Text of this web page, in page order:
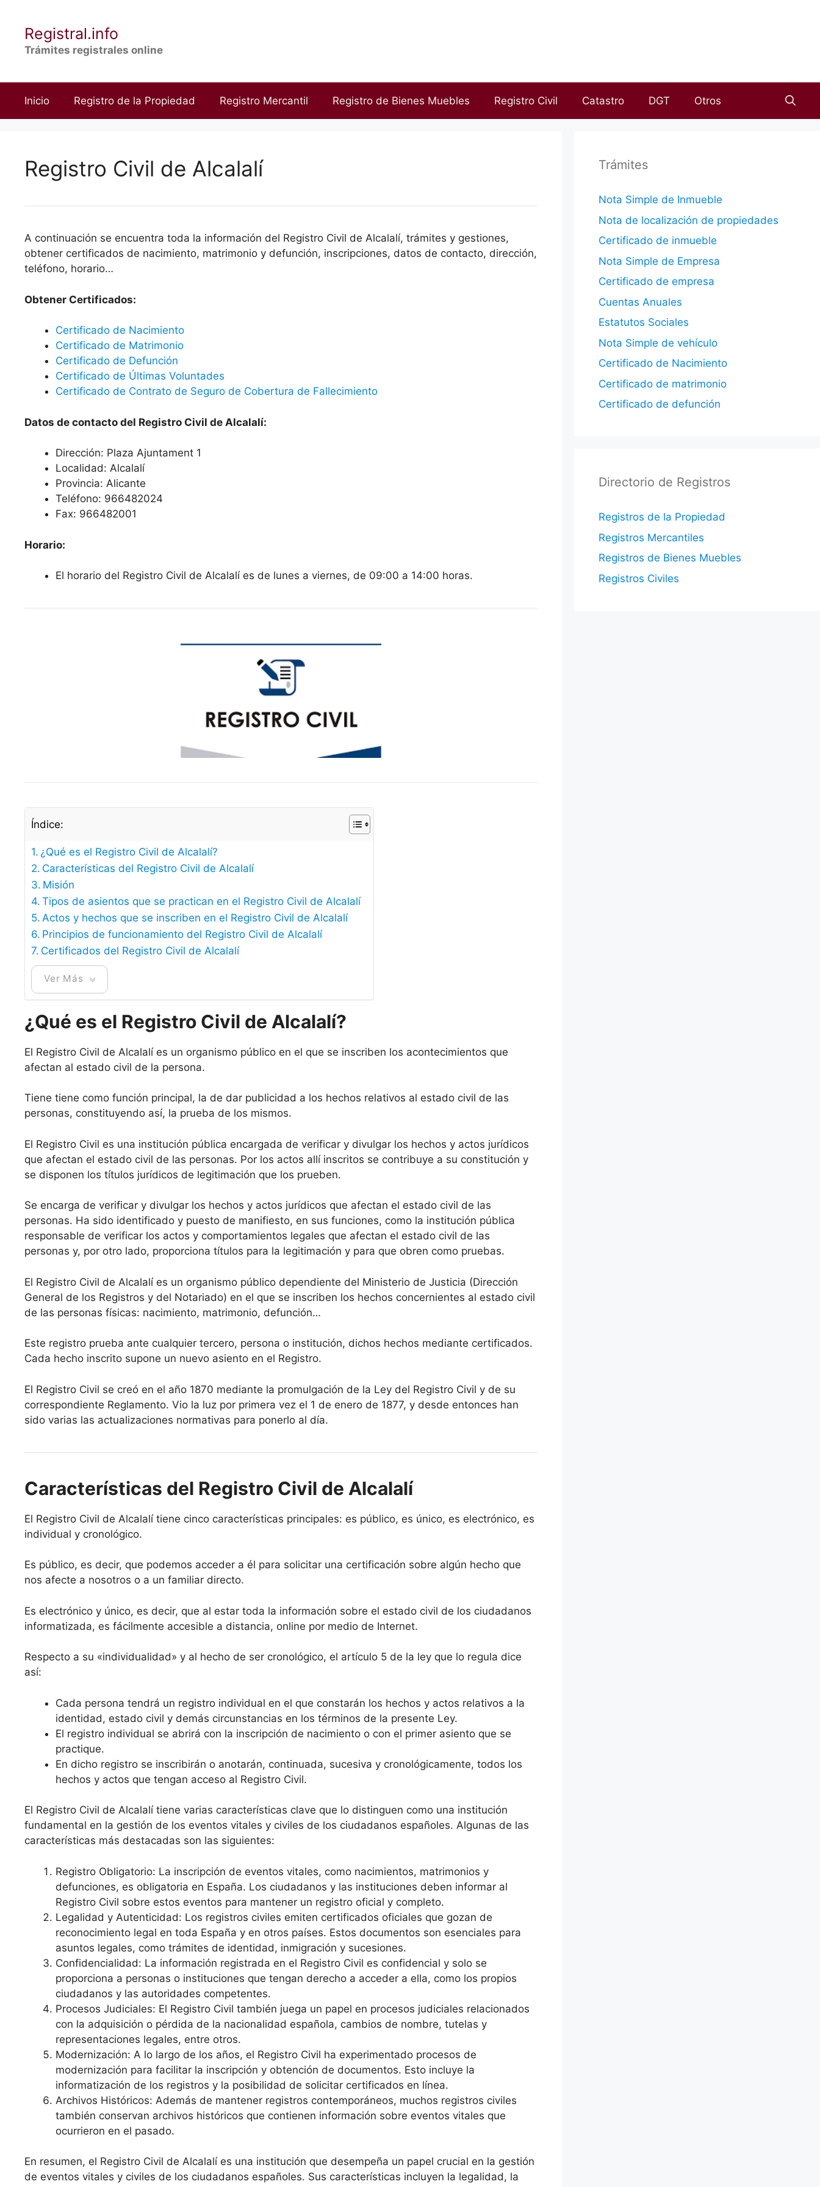
contenidoRegistral.info
Trámites registrales online
Inicio Registro de la Propiedad Registro Mercantil Registro de Bienes Muebles Registro Civil Catastro DGT Otros
Registro Civil de Alcalalí
A continuación se encuentra toda la información del Registro Civil de Alcalalí, trámites y gestiones,
obtener certificados de nacimiento, matrimonio y defunción, inscripciones, datos de contacto, dirección,
teléfono, horario…
Obtener Certificados:
Certificado de Nacimiento
Certificado de Matrimonio
Certificado de Defunción
Certificado de Últimas Voluntades
Certificado de Contrato de Seguro de Cobertura de Fallecimiento
Datos de contacto del Registro Civil de Alcalalí:
Dirección: Plaza Ajuntament 1
Localidad: Alcalalí
Provincia: Alicante
Teléfono: 966482024
Fax: 966482001
Horario:
El horario del Registro Civil de Alcalalí es de lunes a viernes, de 09:00 a 14:00 horas.
Índice:
¿Qué es el Registro Civil de Alcalalí?
Características del Registro Civil de Alcalalí
Misión
Tipos de asientos que se practican en el Registro Civil de Alcalalí
Actos y hechos que se inscriben en el Registro Civil de Alcalalí
Principios de funcionamiento del Registro Civil de Alcalalí
Certificados del Registro Civil de Alcalalí
Ver Más
¿Qué es el Registro Civil de Alcalalí?
El Registro Civil de Alcalalí es un organismo público en el que se inscriben los acontecimientos que
afectan al estado civil de la persona.
Tiene tiene como función principal, la de dar publicidad a los hechos relativos al estado civil de las
personas, constituyendo así, la prueba de los mismos.
El Registro Civil es una institución pública encargada de verificar y divulgar los hechos y actos jurídicos
que afectan el estado civil de las personas. Por los actos allí inscritos se contribuye a su constitución y
se disponen los títulos jurídicos de legitimación que los prueben.
Se encarga de verificar y divulgar los hechos y actos jurídicos que afectan el estado civil de las
personas. Ha sido identificado y puesto de manifiesto, en sus funciones, como la institución pública
responsable de verificar los actos y comportamientos legales que afectan el estado civil de las
personas y, por otro lado, proporciona títulos para la legitimación y para que obren como pruebas.
El Registro Civil de Alcalalí es un organismo público dependiente del Ministerio de Justicia (Dirección
General de los Registros y del Notariado) en el que se inscriben los hechos concernientes al estado civil
de las personas físicas: nacimiento, matrimonio, defunción…
Este registro prueba ante cualquier tercero, persona o institución, dichos hechos mediante certificados.
Cada hecho inscrito supone un nuevo asiento en el Registro.
El Registro Civil se creó en el año 1870 mediante la promulgación de la Ley del Registro Civil y de su
correspondiente Reglamento. Vio la luz por primera vez el 1 de enero de 1877, y desde entonces han
sido varias las actualizaciones normativas para ponerlo al día.
Características del Registro Civil de Alcalalí
El Registro Civil de Alcalalí tiene cinco características principales: es público, es único, es electrónico, es
individual y cronológico.
Es público, es decir, que podemos acceder a él para solicitar una certificación sobre algún hecho que
nos afecte a nosotros o a un familiar directo.
Es electrónico y único, es decir, que al estar toda la información sobre el estado civil de los ciudadanos
informatizada, es fácilmente accesible a distancia, online por medio de Internet.
Respecto a su «individualidad» y al hecho de ser cronológico, el artículo 5 de la ley que lo regula dice
así:
Cada persona tendrá un registro individual en el que constarán los hechos y actos relativos a la
identidad, estado civil y demás circunstancias en los términos de la presente Ley.
El registro individual se abrirá con la inscripción de nacimiento o con el primer asiento que se
practique.
En dicho registro se inscribirán o anotarán, continuada, sucesiva y cronológicamente, todos los
hechos y actos que tengan acceso al Registro Civil.
El Registro Civil de Alcalalí tiene varias características clave que lo distinguen como una institución
fundamental en la gestión de los eventos vitales y civiles de los ciudadanos españoles. Algunas de las
características más destacadas son las siguientes:
Registro Obligatorio: La inscripción de eventos vitales, como nacimientos, matrimonios y
defunciones, es obligatoria en España. Los ciudadanos y las instituciones deben informar al
Registro Civil sobre estos eventos para mantener un registro oficial y completo.
Legalidad y Autenticidad: Los registros civiles emiten certificados oficiales que gozan de
reconocimiento legal en toda España y en otros países. Estos documentos son esenciales para
asuntos legales, como trámites de identidad, inmigración y sucesiones.
Confidencialidad: La información registrada en el Registro Civil es confidencial y solo se
proporciona a personas o instituciones que tengan derecho a acceder a ella, como los propios
ciudadanos y las autoridades competentes.
Procesos Judiciales: El Registro Civil también juega un papel en procesos judiciales relacionados
con la adquisición o pérdida de la nacionalidad española, cambios de nombre, tutelas y
representaciones legales, entre otros.
Modernización: A lo largo de los años, el Registro Civil ha experimentado procesos de
modernización para facilitar la inscripción y obtención de documentos. Esto incluye la
informatización de los registros y la posibilidad de solicitar certificados en línea.
Archivos Históricos: Además de mantener registros contemporáneos, muchos registros civiles
también conservan archivos históricos que contienen información sobre eventos vitales que
ocurrieron en el pasado.
En resumen, el Registro Civil de Alcalalí es una institución que desempeña un papel crucial en la gestión
de eventos vitales y civiles de los ciudadanos españoles. Sus características incluyen la legalidad, la
Trámites
Nota Simple de Inmueble
Nota de localización de propiedades
Certificado de inmueble
Nota Simple de Empresa
Certificado de empresa
Cuentas Anuales
Estatutos Sociales
Nota Simple de vehículo
Certificado de Nacimiento
Certificado de matrimonio
Certificado de defunción
Directorio de Registros
Registros de la Propiedad
Registros Mercantiles
Registros de Bienes Muebles
Registros Civiles